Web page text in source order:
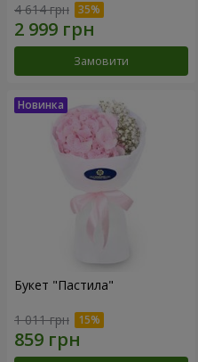
4 614 грн
Замовити
Букет "Пастила"
1 011 грн